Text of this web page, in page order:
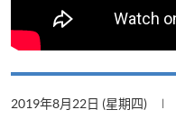
2019年8月22日 (星期四)